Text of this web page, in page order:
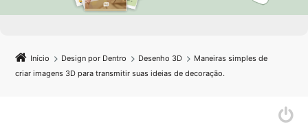
Início Design por Dentro Desenho 3D
Maneiras simples de
criar imagens 3D para transmitir suas ideias de decoração.